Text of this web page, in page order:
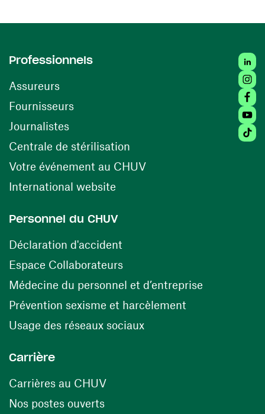
Professionnels
Assureurs
Fournisseurs(ouvre une nouvelle fenêtre)
Journalistes
Centrale de stérilisation (ouvre une nouvelle
Votre événement au CHUV(ouvre une nouvelle
International website
Personnel du CHUV
Déclaration d'accident
Espace Collaborateurs(ouvre une nouvelle fenêtre)
Médecine du personnel et d’entreprise
Prévention sexisme et harcèlement
Usage des réseaux sociaux(ouvre une nouvelle
Carrière
Carrières au CHUV(ouvre une nouvelle fenêtre)
Nos postes ouverts(ouvre une nouvelle fenêtre)